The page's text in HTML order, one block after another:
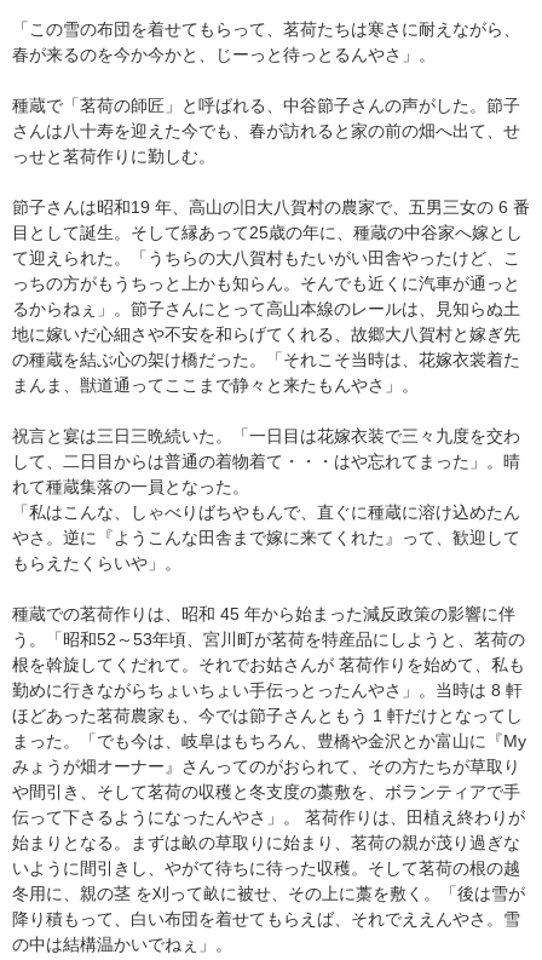
「この雪の布団を着せてもらって、茗荷たちは寒さに耐えながら、
春が来るのを今か今かと、じーっと待っとるんやさ」。
種蔵で「茗荷の師匠」と呼ばれる、中谷節子さんの声がした。節子
さんは八十寿を迎えた今でも、春が訪れると家の前の畑へ出て、せ
っせと茗荷作りに勤しむ。
節子さんは昭和19 年、高山の旧大八賀村の農家で、五男三女の 6 番
目として誕生。そして縁あって25歳の年に、種蔵の中谷家へ嫁とし
て迎えられた。「うちらの大八賀村もたいがい田舎やったけど、こ
っちの方がもうちっと上かも知らん。そんでも近くに汽車が通っと
るからねぇ」。節子さんにとって高山本線のレールは、見知らぬ土
地に嫁いだ心細さや不安を和らげてくれる、故郷大八賀村と嫁ぎ先
の種蔵を結ぶ心の架け橋だった。「それこそ当時は、花嫁衣裳着た
まんま、獣道通ってここまで静々と来たもんやさ」。
祝言と宴は三日三晩続いた。「一日目は花嫁衣装で三々九度を交わ
して、二日目からは普通の着物着て・・・はや忘れてまった」。晴
れて種蔵集落の一員となった。
「私はこんな、しゃべりばちやもんで、直ぐに種蔵に溶け込めたん
やさ。逆に『ようこんな田舎まで嫁に来てくれた』って、歓迎して
もらえたくらいや」。
​種蔵での茗荷作りは、昭和 45 年から始まった減反政策の影響に伴
う。「昭和52～53年頃、宮川町が茗荷を特産品にしようと、茗荷の
根を斡旋してくだれて。それでお姑さんが 茗荷作りを始めて、私も
勤めに行きながらちょいちょい手伝っとったんやさ」。当時は 8 軒
ほどあった茗荷農家も、今では節子さんともう 1 軒だけとなってし
まった。「でも今は、岐阜はもちろん、豊橋や金沢とか富山に『My
みょうが畑オーナー』さんってのがおられて、その方たちが草取り
や間引き、そして茗荷の収穫と冬支度の藁敷を、ボランティアで手
伝って下さるようになったんやさ」。 茗荷作りは、田植え終わりが
始まりとなる。まずは畝の草取りに始まり、茗荷の親が茂り過ぎな
いように間引きし、やがて待ちに待った収穫。そして茗荷の根の越
冬用に、親の茎 を刈って畝に被せ、その上に藁を敷く。「後は雪が
降り積もって、白い布団を着せてもらえば、それでええんやさ。雪
の中は結構温かいでねぇ」。